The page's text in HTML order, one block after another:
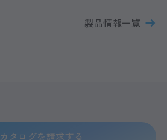
製品情報一覧
カタログを請求する